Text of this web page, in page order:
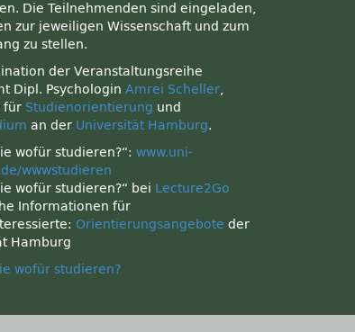
Die Teilnehmenden sind eingeladen,
zur jeweiligen Wissenschaft und zum
zu stellen.
der Veranstaltungsreihe
Dipl. Psychologin Amrei Scheller,
für Studienorientierung und
an der Universität Hamburg.
wofür studieren?“: www.uni-
wwwstudieren
wofür studieren?“ bei Lecture2Go
Informationen für
Orientierungsangebote der
Hamburg
wofür studieren?